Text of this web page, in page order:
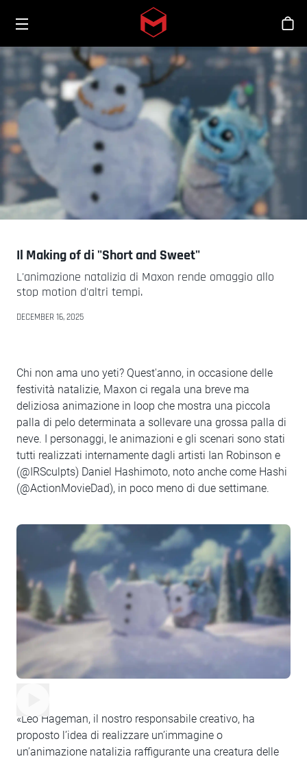
Skip to main content
Il Making of di "Short and Sweet"
L'animazione natalizia di Maxon rende omaggio allo
stop motion d'altri tempi.
DECEMBER 16, 2025
Chi non ama uno yeti? Quest'anno, in occasione delle
festività natalizie, Maxon ci regala una breve ma
deliziosa animazione in loop che mostra una piccola
palla di pelo determinata a sollevare una grossa palla di
neve. I personaggi, le animazioni e gli scenari sono stati
tutti realizzati internamente dagli artisti Ian Robinson e
(@IRSculpts) Daniel Hashimoto, noto anche come Hashi
(@ActionMovieDad), in poco meno di due settimane.
«Leo Hageman, il nostro responsabile creativo, ha
proposto l’idea di realizzare un’immagine o
un’animazione natalizia raffigurante una creatura delle